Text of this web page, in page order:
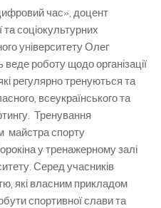
час», доцент
та соціокультурних
університету Олег
роботу щодо організації
регулярно тренуються та
всеукраїнського та
Тренування
майстра спорту
у тренажерному залі
Серед учасників
які власним прикладом
спортивної слави та